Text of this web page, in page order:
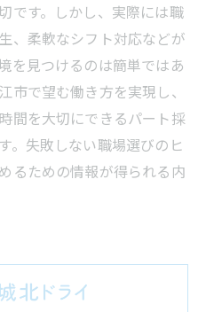
です。しかし、実際には職
、柔軟なシフト対応などが
を見つけるのは簡単ではあ
市で望む働き方を実現し、
間を大切にできるパート採
。失敗しない職場選びのヒ
るための情報が得られる内